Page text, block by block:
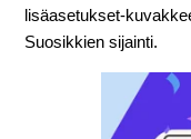
lisäasetukset-
Suosikkien sijainti.